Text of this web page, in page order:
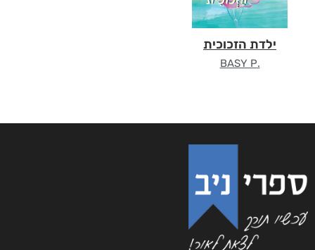
ילדת הזכוכית
.BASY P